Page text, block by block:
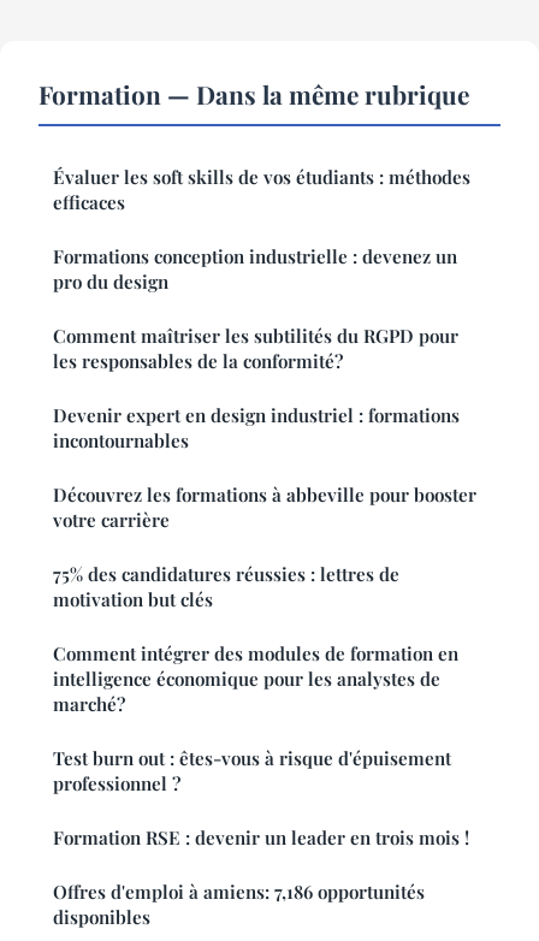
Formation — Dans la même rubrique
Évaluer les soft skills de vos étudiants : méthodes
efficaces
Formations conception industrielle : devenez un
pro du design
Comment maîtriser les subtilités du RGPD pour
les responsables de la conformité?
Devenir expert en design industriel : formations
incontournables
Découvrez les formations à abbeville pour booster
votre carrière
75% des candidatures réussies : lettres de
motivation but clés
Comment intégrer des modules de formation en
intelligence économique pour les analystes de
marché?
Test burn out : êtes-vous à risque d'épuisement
professionnel ?
Formation RSE : devenir un leader en trois mois !
Offres d'emploi à amiens: 7,186 opportunités
disponibles